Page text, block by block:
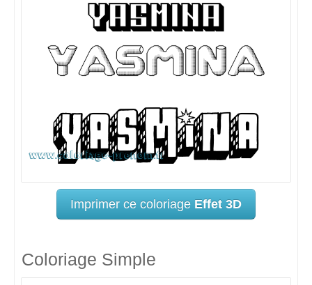
Imprimer ce coloriage Effet 3D
Coloriage Simple